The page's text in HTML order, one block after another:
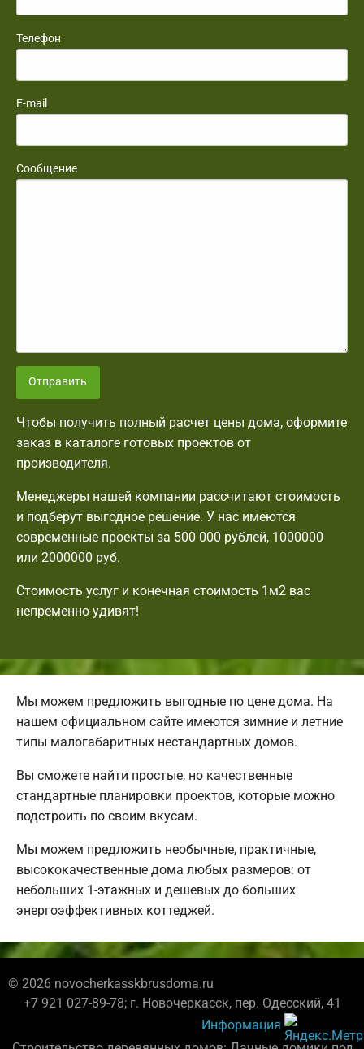
Телефон
E-mail
Сообщение
Отправить
Чтобы получить полный расчет цены дома, оформите
заказ в каталоге готовых проектов от
производителя.
Менеджеры нашей компании рассчитают стоимость
и подберут выгодное решение. У нас имеются
современные проекты за 500 000 рублей, 1000000
или 2000000 руб.
Стоимость услуг и конечная стоимость 1м2 вас
непременно удивят!
Мы можем предложить выгодные по цене дома. На
нашем официальном сайте имеются зимние и летние
типы малогабаритных нестандартных домов.
Вы сможете найти простые, но качественные
стандартные планировки проектов, которые можно
подстроить по своим вкусам.
Мы можем предложить необычные, практичные,
высококачественные дома любых размеров: от
небольших 1-этажных и дешевых до больших
энергоэффективных коттеджей.
© 2026 novocherkasskbrusdoma.ru
+7 921 027-89-78; г. Новочеркасск, пер. Одесский, 41
Информация